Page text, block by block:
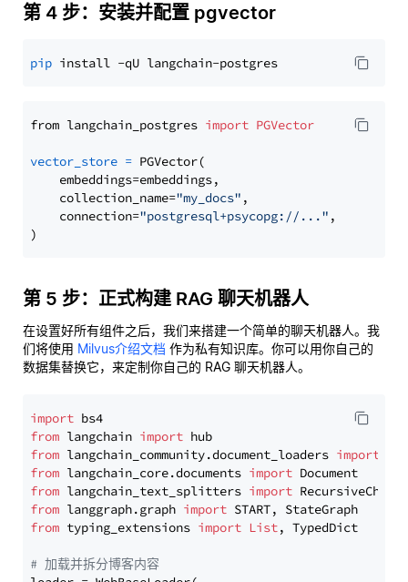
第 4 步：安装并配置 pgvector
pip
from langchain_postgres import PGVector
vector_store = PGVector(
    embeddings=embeddings,
    collection_name=
"my_docs" ,
    connection=
"postgresql+psycopg://..." ,
第 5 步：正式构建 RAG 聊天机器人
在设置好所有组件之后，我们来搭建一个简单的聊天机器人。我
们将使用 Milvus介绍文档 作为私有知识库。你可以用你自己的
数据集替换它，来定制你自己的 RAG 聊天机器人。
import
from langchain import
from langchain_community.document_loaders import
from langchain_core.documents import
from langchain_text_splitters import
from langgraph.graph import
from typing_extensions import List, TypedDict
# 加载并拆分博客内容